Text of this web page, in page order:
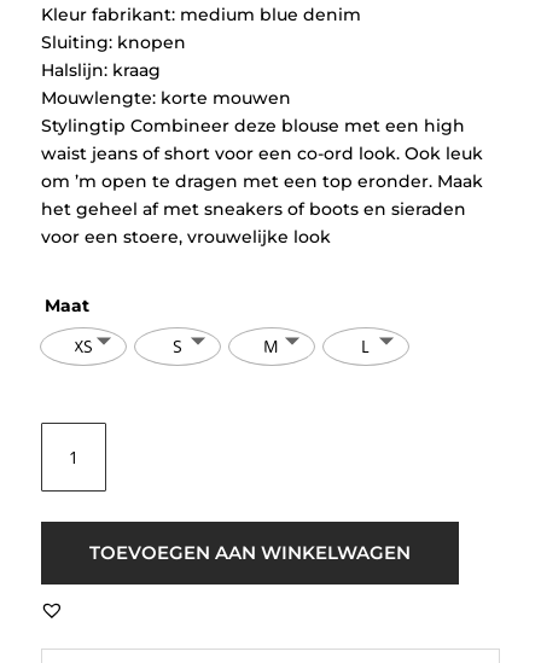
Kleur fabrikant: medium blue denim
Sluiting: knopen
Halslijn: kraag
Mouwlengte: korte mouwen
Stylingtip Combineer deze blouse met een high
waist jeans of short voor een co-ord look. Ook leuk
om ’m open te dragen met een top eronder. Maak
het geheel af met sneakers of boots en sieraden
voor een stoere, vrouwelijke look
Maat
XS S M L
PZCaisa
Fringe
Jeans
Blouse
aantal
TOEVOEGEN AAN WINKELWAGEN